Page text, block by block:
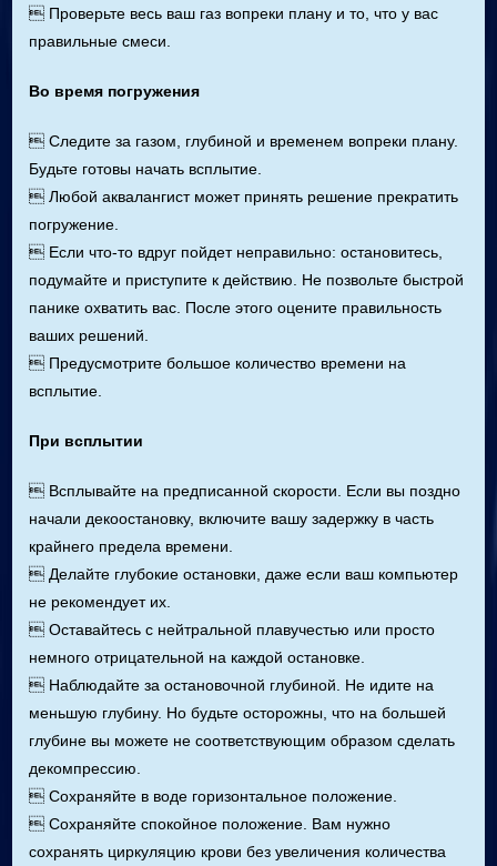
 Проверьте весь ваш газ вопреки плану и то, что у вас
правильные смеси.
Во время погружения
 Следите за газом, глубиной и временем вопреки плану.
Будьте готовы начать всплытие.
 Любой аквалангист может принять решение прекратить
погружение.
 Если что-то вдруг пойдет неправильно: остановитесь,
подумайте и приступите к действию. Не позвольте быстрой
панике охватить вас. После этого оцените правильность
ваших решений.
 Предусмотрите большое количество времени на
всплытие.
При всплытии
 Всплывайте на предписанной скорости. Если вы поздно
начали декоостановку, включите вашу задержку в часть
крайнего предела времени.
 Делайте глубокие остановки, даже если ваш компьютер
не рекомендует их.
 Оставайтесь с нейтральной плавучестью или просто
немного отрицательной на каждой остановке.
 Наблюдайте за остановочной глубиной. Не идите на
меньшую глубину. Но будьте осторожны, что на большей
глубине вы можете не соответствующим образом сделать
декомпрессию.
 Сохраняйте в воде горизонтальное положение.
 Сохраняйте спокойное положение. Вам нужно
сохранять циркуляцию крови без увеличения количества